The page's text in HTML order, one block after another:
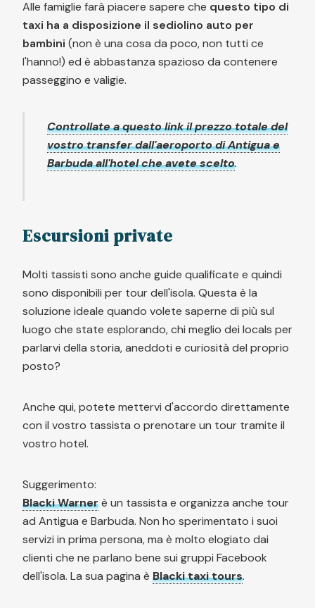
Alle famiglie farà piacere sapere che questo tipo di
taxi ha a disposizione il sediolino auto per
bambini (non è una cosa da poco, non tutti ce
l'hanno!) ed è abbastanza spazioso da contenere
passeggino e valigie.
Controllate a questo link il prezzo totale del
vostro transfer dall'aeroporto di Antigua e
Barbuda all'hotel che avete scelto.
Escursioni private
Molti tassisti sono anche guide qualificate e quindi
sono disponibili per tour dell'isola. Questa è la
soluzione ideale quando volete saperne di più sul
luogo che state esplorando, chi meglio dei locals per
parlarvi della storia, aneddoti e curiosità del proprio
posto?
Anche qui, potete mettervi d'accordo direttamente
con il vostro tassista o prenotare un tour tramite il
vostro hotel.
Suggerimento:
Blacki Warnerè un tassista e organizza anche tour
ad Antigua e Barbuda. Non ho sperimentato i suoi
servizi in prima persona, ma è molto elogiato dai
clienti che ne parlano bene sui gruppi Facebook
dell'isola. La sua pagina è Blacki taxi tours.